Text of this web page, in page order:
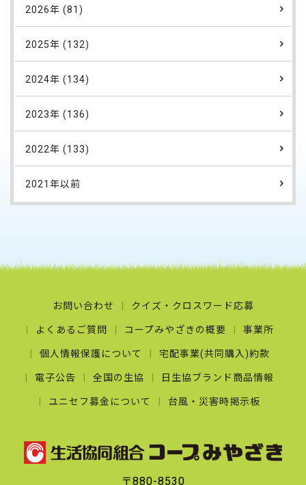
2026年 (81)
2025年 (132)
2024年 (134)
2023年 (136)
2022年 (133)
2021年以前
お問い合わせ クイズ・クロスワード応募
よくあるご質問 コープみやざきの概要 事業所
個人情報保護について 宅配事業(共同購入)約款
電子公告 全国の生協 日生協ブランド商品情報
ユニセフ募金について 台風・災害時掲示板
〒880-8530